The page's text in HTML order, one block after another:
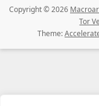
Copyright © 2026
Tor
Theme: